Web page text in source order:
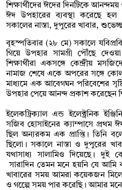
শিক্ষার্থীদের ঈদের দিনটিকে
ঈদ উপহারের ব্যবস্থা করেছে হল
সকালের নাস্তা, দুপুরের খাবার,
বৃহস্পতিবার (২৮ মে) সকালে
গিয়ে উপহার সামগ্রী পৌঁছে
শিক্ষার্থীরা একসঙ্গে কেন্দ্রীয়
নামাজ শেষে একে অপরের সঙ্গে
মাধ্যমে এক আবেগঘন পরিবেশের
উপহার পেয়ে আনন্দ প্রকাশ করেছেন
ইলেকট্রিক্যাল এন্ড ইলেক্ট্রনিক
সজিব হোসাইনের ক্যাম্পাসে প্রথম
ছিল অন্যরকম এক প্রাপ্তি। তিনি
ছিলো। সকালে নাস্তা ও দুপুরের
যথাসাধ্য সালামিও দিয়েছে। দুই
সারাদিন তেমন মনে হয়নি যে আমি
খাবারের সময় আমরা কয়েকজন
ও গল্পেে সময় পার করেছি। আমার